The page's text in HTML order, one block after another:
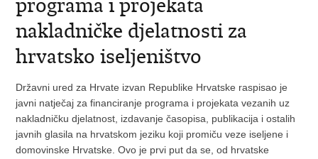
nakladničke djelatnosti za
hrvatsko iseljeništvo
Državni ured za Hrvate izvan Republike Hrvatske raspisao je
javni natječaj za financiranje programa i projekata vezanih uz
nakladničku djelatnost, izdavanje časopisa, publikacija i ostalih
javnih glasila na hrvatskom jeziku koji promiču veze iseljene i
domovinske Hrvatske. Ovo je prvi put da se, od hrvatske